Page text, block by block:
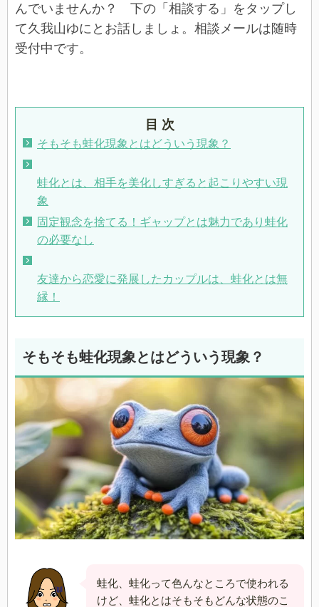
んでいませんか？ 下の「相談する」をタップし
て久我山ゆにとお話しましょ。相談メールは随時
受付中です。
目 次
そもそも蛙化現象とはどういう現象？
蛙化とは、相手を美化しすぎると起こりやすい現
象
固定観念を捨てる！ギャップとは魅力であり蛙化
の必要なし
友達から恋愛に発展したカップルは、蛙化とは無
縁！
そもそも蛙化現象とはどういう現象？
蛙化、蛙化って色んなところで使われる
けど、蛙化とはそもそもどんな状態のこ